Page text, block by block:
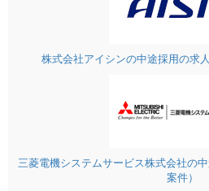
株式会社アイシンの中途採用の求
三菱電機システムサービス株式会社の
案件）